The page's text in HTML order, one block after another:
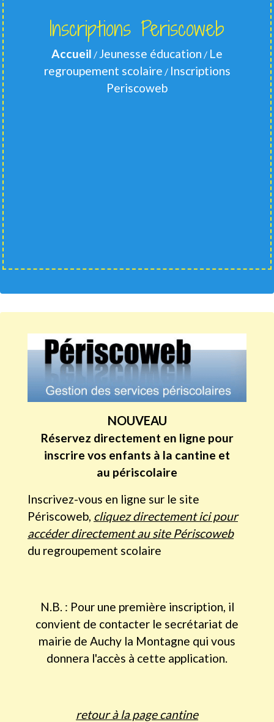
Inscriptions Periscoweb
Accueil / Jeunesse éducation / Le
regroupement scolaire / Inscriptions
Periscoweb
NOUVEAU
Réservez directement en ligne pour
inscrire vos enfants à la cantine et
au périscolaire
Inscrivez-vous en ligne sur le site
Périscoweb, cliquez directement ici pour
accéder directement au site Périscoweb
du regroupement scolaire
N.B. : Pour une première inscription, il
convient de contacter le secrétariat de
mairie de Auchy la Montagne qui vous
donnera l'accès à cette application.
retour à la page cantine